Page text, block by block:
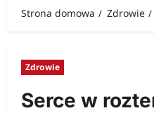
Strona domowa Zdrowie
Zdrowie
Serce w